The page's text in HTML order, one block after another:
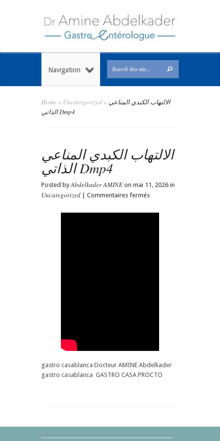
Navigation
Home » Uncategorized»
الذاتي Dmp4
الالتهاب الكبدي المناعي
الذاتي Dmp4
Posted byAbdelkader AMINEon mai 11, 2026 in
Uncategorized | Commentaires ferméssur
الكبدي
gastro casablanca Docteur AMINE Abdelkader
gastro casablanca GASTRO CASA PROCTO